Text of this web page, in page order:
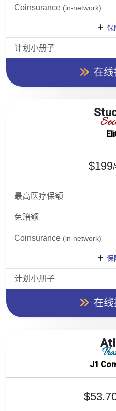
Coinsurance (in-network)
保
计划小册子
在
$199
最高医疗保额
免赔额
Coinsurance (in-network)
保
计划小册子
在
J1